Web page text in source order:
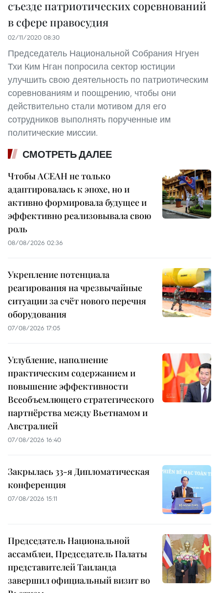
съезде патриотических соревнований
в сфере правосудия
02/11/2020 08:30
Председатель Национальной Собрания Нгуен
Тхи Ким Нган попросила сектор юстиции
улучшить свою деятельность по патриотическим
соревнованиям и поощрению, чтобы они
действительно стали мотивом для его
сотрудников выполнять порученные им
политические миссии.
СМОТРЕТЬ ДАЛЕЕ
Чтобы АСЕАН не только
адаптировалась к эпохе, но и
активно формировала будущее и
эффективно реализовывала свою
роль
08/08/2026 02:36
Укрепление потенциала
реагирования на чрезвычайные
ситуации за счёт нового перечня
оборудования
07/08/2026 17:05
Углубление, наполнение
практическим содержанием и
повышение эффективности
Всеобъемлющего стратегического
партнёрства между Вьетнамом и
Австралией
07/08/2026 16:40
Закрылась 33-я Дипломатическая
конференция
07/08/2026 15:11
Председатель Национальной
ассамблеи, Председатель Палаты
представителей Таиланда
завершил официальный визит во